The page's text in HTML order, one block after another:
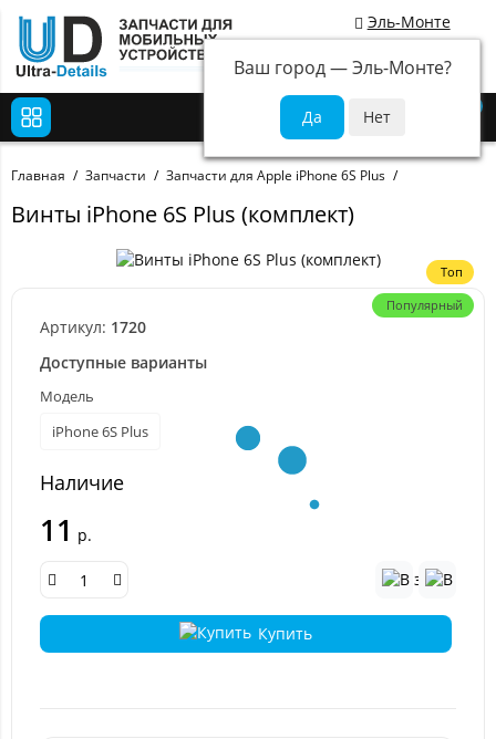
Эль-Монте
Ваш город —Эль-Монте?
Главная Запчасти Запчасти для Apple iPhone 6S Plus
Винты iPhone 6S Plus (комплект)
Топ
Популярный
Артикул: 1720
Доступные варианты
Модель
iPhone 6S Plus
Наличие
11 р.
Купить